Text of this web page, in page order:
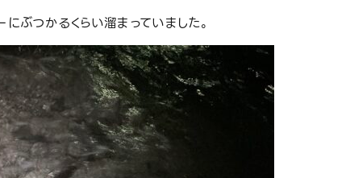
ぶつかるくらい溜まっていました。